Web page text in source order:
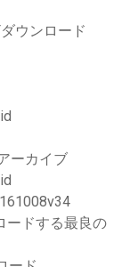
ウンロード
ーカイブ
ードする最良の